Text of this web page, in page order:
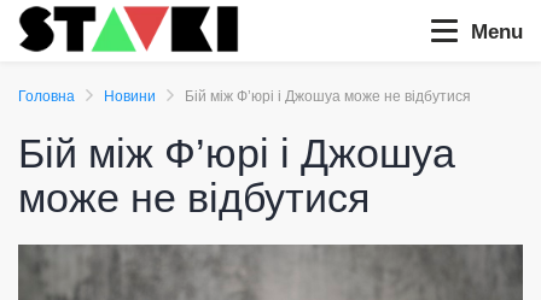
Menu
Головна Новини Бій між Ф’юрі і Джошуа може не відбутися
Бій між Ф’юрі і Джошуа
може не відбутися